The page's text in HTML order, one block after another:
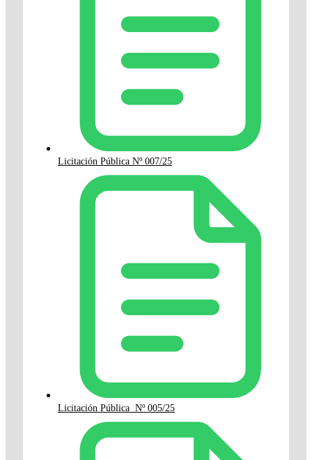
Licitación Pública Nº 007/25
Licitación Pública Nº 005/25